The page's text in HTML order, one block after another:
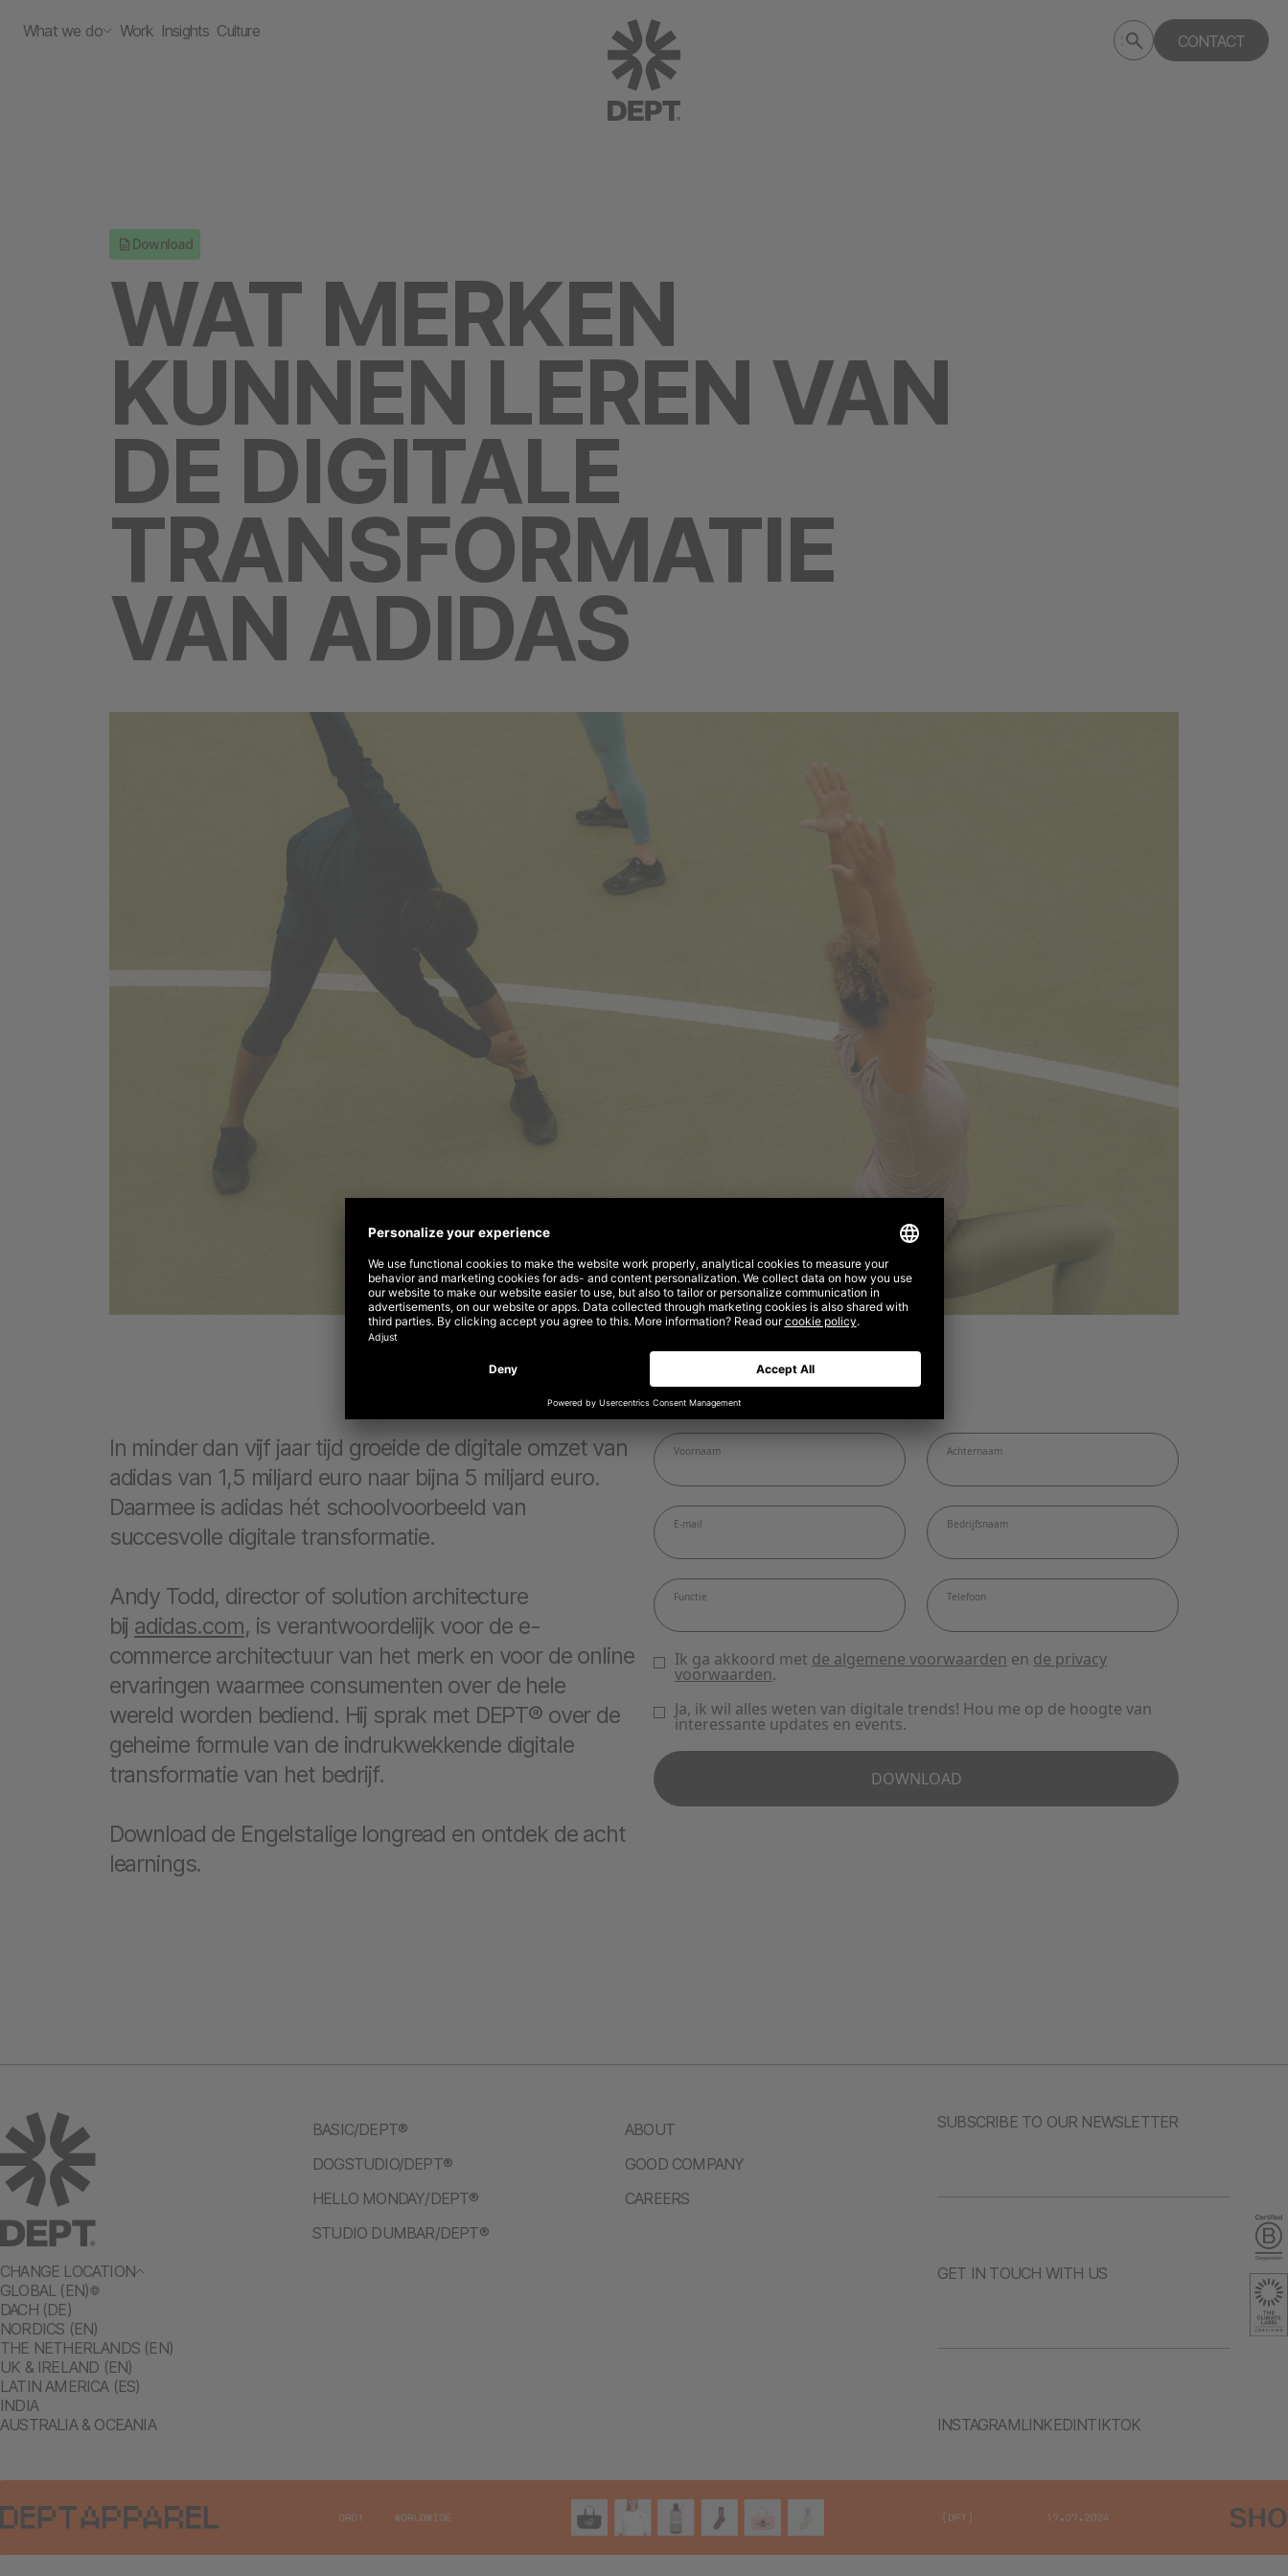
What we do Work Insights Culture
Search
deptagency.com
Submit
search
CONTACT
Download
WAT MERKEN
KUNNEN LEREN VAN
DE DIGITALE
TRANSFORMATIE
VAN ADIDAS
In minder dan vijf jaar tijd groeide de digitale omzet van
adidas van 1,5 miljard euro naar bijna 5 miljard euro.
Daarmee is adidas hét schoolvoorbeeld van
succesvolle digitale transformatie.
Andy Todd, director of solution architecture
bij adidas.com, is verantwoordelijk voor de e-
commerce architectuur van het merk en voor de online
ervaringen waarmee consumenten over de hele
wereld worden bediend. Hij sprak met DEPT® over de
geheime formule van de indrukwekkende digitale
transformatie van het bedrijf.
Download de Engelstalige longread en ontdek de acht
learnings.
CHANGE LOCATION
GLOBAL (EN)
DACH (DE)
NORDICS (EN)
THE NETHERLANDS (EN)
UK & IRELAND (EN)
LATIN AMERICA (ES)
INDIA
AUSTRALIA & OCEANIA
BASIC/DEPT®
DOGSTUDIO/DEPT®
HELLO MONDAY/DEPT®
STUDIO DUMBAR/DEPT®
ABOUT
GOOD COMPANY
CAREERS
SUBSCRIBE TO OUR NEWSLETTER
GET IN TOUCH WITH US
INSTAGRAMLINKEDINTIKTOK